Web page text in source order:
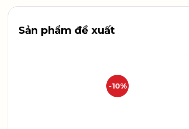
Sản phẩm đề xuất
-10%